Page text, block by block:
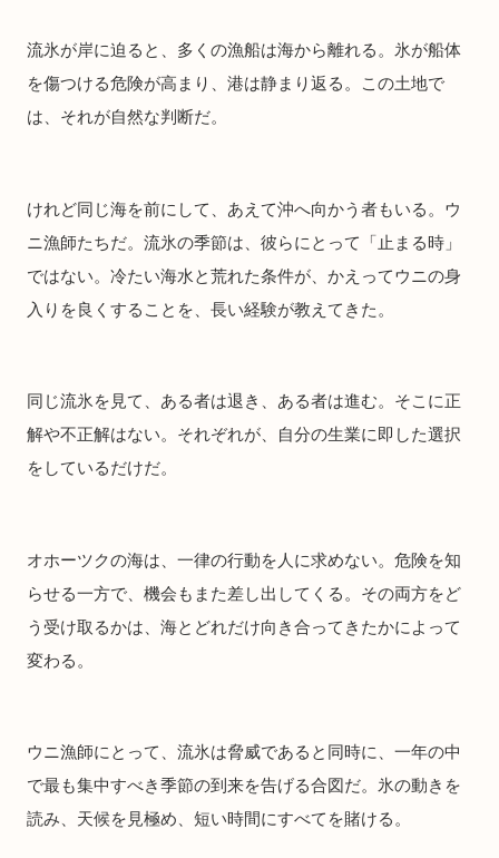
流氷が岸に迫ると、多くの漁船は海から離れる。氷が船体
を傷つける危険が高まり、港は静まり返る。この土地で
は、それが自然な判断だ。
けれど同じ海を前にして、あえて沖へ向かう者もいる。ウ
ニ漁師たちだ。流氷の季節は、彼らにとって「止まる時」
ではない。冷たい海水と荒れた条件が、かえってウニの身
入りを良くすることを、長い経験が教えてきた。
同じ流氷を見て、ある者は退き、ある者は進む。そこに正
解や不正解はない。それぞれが、自分の生業に即した選択
をしているだけだ。
オホーツクの海は、一律の行動を人に求めない。危険を知
らせる一方で、機会もまた差し出してくる。その両方をど
う受け取るかは、海とどれだけ向き合ってきたかによって
変わる。
ウニ漁師にとって、流氷は脅威であると同時に、一年の中
で最も集中すべき季節の到来を告げる合図だ。氷の動きを
読み、天候を見極め、短い時間にすべてを賭ける。